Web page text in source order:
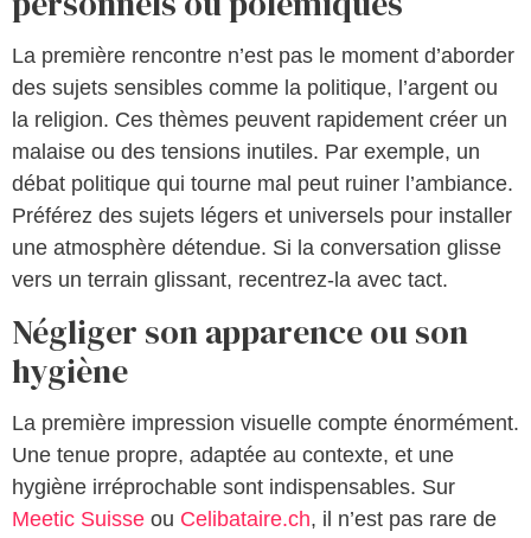
La première rencontre n’est pas le moment d’aborder
des sujets sensibles comme la politique, l’argent ou
la religion. Ces thèmes peuvent rapidement créer un
malaise ou des tensions inutiles. Par exemple, un
débat politique qui tourne mal peut ruiner l’ambiance.
Préférez des sujets légers et universels pour installer
une atmosphère détendue. Si la conversation glisse
vers un terrain glissant, recentrez-la avec tact.
Négliger son apparence ou son
hygiène
La première impression visuelle compte énormément.
Une tenue propre, adaptée au contexte, et une
hygiène irréprochable sont indispensables. Sur
Meetic Suisse ou Celibataire.ch, il n’est pas rare de